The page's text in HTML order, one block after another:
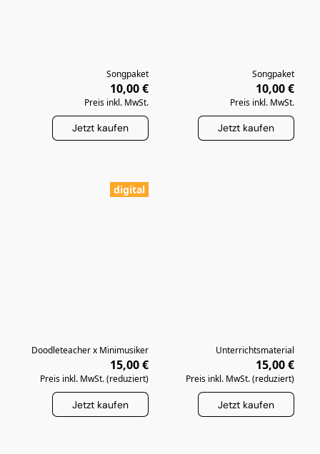
Songpaket
10,00 €
Preis inkl. MwSt.
Jetzt kaufen
Songpaket
10,00 €
Preis inkl. MwSt.
Jetzt kaufen
digital
Doodleteacher x Minimusiker
15,00 €
Preis inkl. MwSt. (reduziert)
Jetzt kaufen
Unterrichtsmaterial
15,00 €
Preis inkl. MwSt. (reduziert)
Jetzt kaufen